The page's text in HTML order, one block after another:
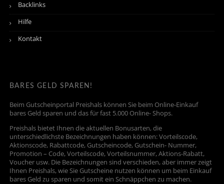
Backlinks
Hilfe
Kontakt
BARES GELD SPAREN!
Beim Gutscheinportal Preishals können Sie beim Online-Einkauf
bares Geld sparen und das für fast 5.000 Online- Shops.
Preishals bietet Ihnen die aktuellen Bonusarten, die
unterschiedlichste Bezeichnungen haben können: Vorteilscode,
Aktionscode, Rabattcode, Gutscheincode, Gutschein- Nummer,
Promotion – Code, Vorteilscode, Vorteilsnummer, Aktions-Rabatt,
Voucher usw. Die Bezeichnungen sind verschieden, aber immer zeigt
Ihnen Preishals, wie Sie Gutscheine nutzen können um beim Einkauf
bares Geld zu sparen und somit ein Schnäppchen zu machen.